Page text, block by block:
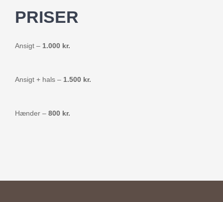
PRISER
Ansigt – 1.000 kr.
Ansigt + hals – 1.500 kr.
Hænder – 800 kr.